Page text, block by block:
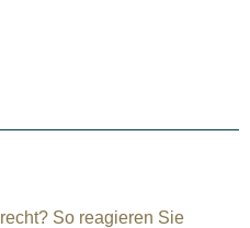
So reagieren Sie